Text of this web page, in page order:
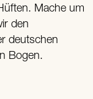
Mache um
den
deutschen
Bogen.